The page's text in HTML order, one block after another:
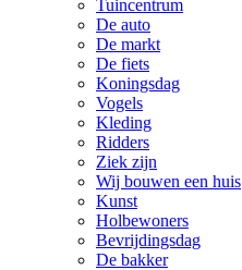
Tuincentrum
De auto
De markt
De fiets
Koningsdag
Vogels
Kleding
Ridders
Ziek zijn
Wij bouwen een huis
Kunst
Holbewoners
Bevrijdingsdag
De bakker